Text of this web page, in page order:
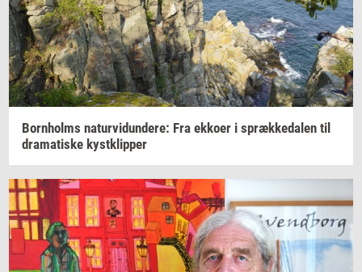
Born­holms na­tur­vi­dun­de­re: Fra ek­ko­er i spræk­ke­da­len til
dra­ma­ti­ske kyst­klip­per